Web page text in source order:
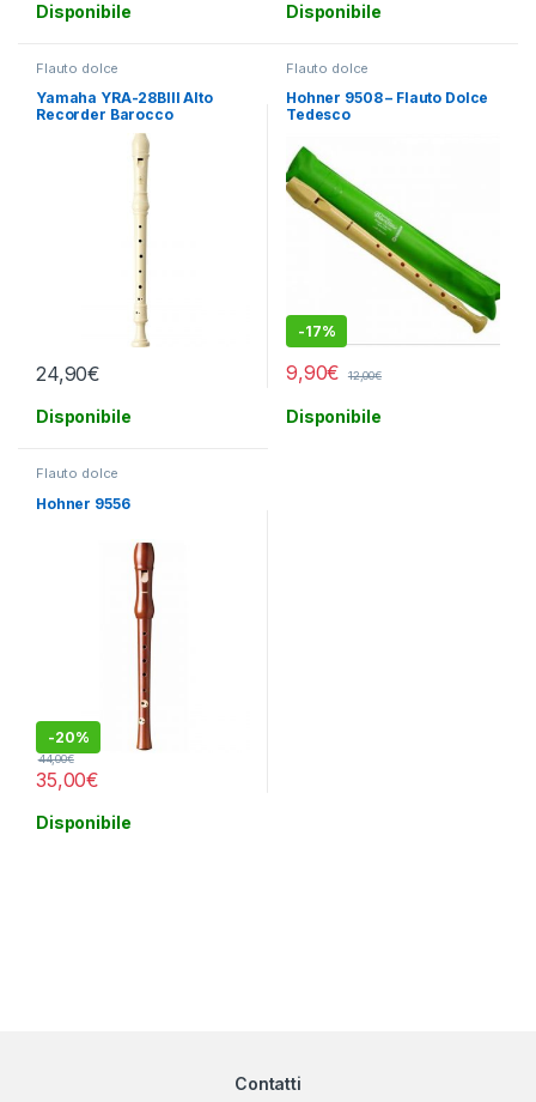
Disponibile Disponibile
Flauto dolce
Yamaha YRA-28BIII Alto
Recorder Barocco
24,90€
Disponibile
Flauto dolce
Hohner 9508 – Flauto Dolce
Tedesco
-17%
9,90€ 12,00€
Disponibile
Flauto dolce
Hohner 9556
-20%
35,00€
44,00€
Disponibile
Contatti